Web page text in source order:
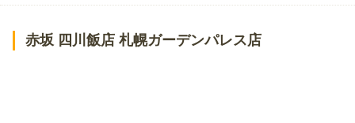
赤坂 四川飯店 札幌ガーデンパレス店